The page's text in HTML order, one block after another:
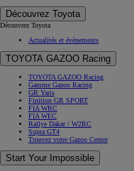
Découvrez Toyota
Découvrez Toyota
Actualités et évènements
TOYOTA GAZOO Racing
TOYOTA GAZOO Racing
Gamme Gazoo Racing
GR Yaris
Finition GR SPORT
FIA WRC
FIA WEC
Rallye Dakar / W2RC
Supra GT4
Trouvez votre Gazoo Center
Start Your Impossible